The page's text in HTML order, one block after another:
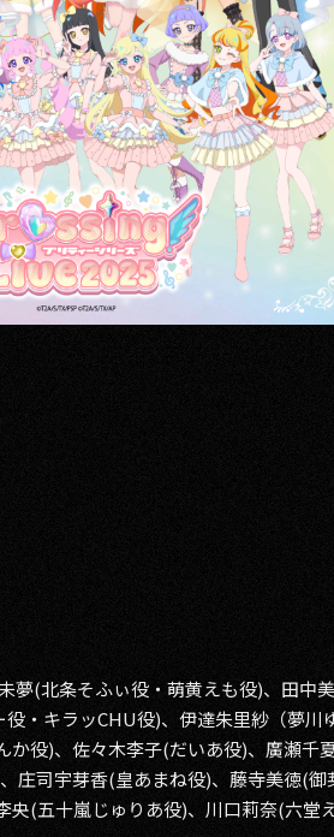
夢(北条そふぃ役・萌黄えも役)、田中
・キラッCHU役)、伊達朱里紗（夢川
役)、佐々木李子(だいあ役)、廣瀬千
庄司宇芽香(皇あまね役)、藤寺美徳(
(五十嵐じゅりあ役)、川口莉奈(六堂